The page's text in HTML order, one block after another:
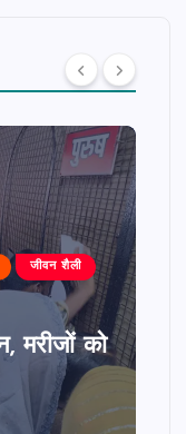
जीवन शैली
मरीजों को